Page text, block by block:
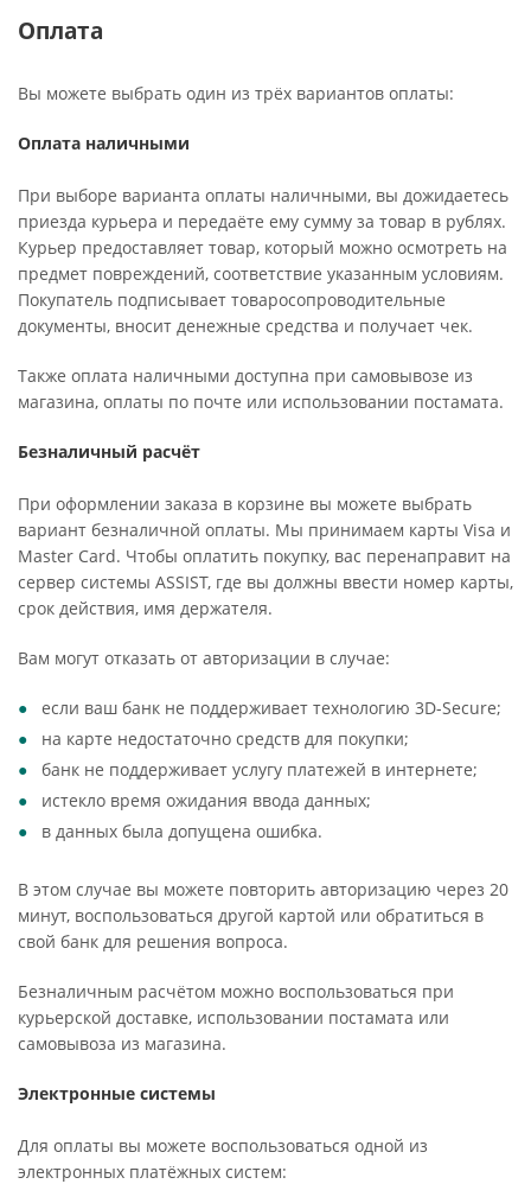
Оплата
Вы можете выбрать один из трёх вариантов оплаты:
Оплата наличными
При выборе варианта оплаты наличными, вы дожидаетесь
приезда курьера и передаёте ему сумму за товар в рублях.
Курьер предоставляет товар, который можно осмотреть на
предмет повреждений, соответствие указанным условиям.
Покупатель подписывает товаросопроводительные
документы, вносит денежные средства и получает чек.
Также оплата наличными доступна при самовывозе из
магазина, оплаты по почте или использовании постамата.
Безналичный расчёт
При оформлении заказа в корзине вы можете выбрать
вариант безналичной оплаты. Мы принимаем карты Visa и
Master Card. Чтобы оплатить покупку, вас перенаправит на
сервер системы ASSIST, где вы должны ввести номер карты,
срок действия, имя держателя.
Вам могут отказать от авторизации в случае:
если ваш банк не поддерживает технологию 3D-Secure;
на карте недостаточно средств для покупки;
банк не поддерживает услугу платежей в интернете;
истекло время ожидания ввода данных;
в данных была допущена ошибка.
В этом случае вы можете повторить авторизацию через 20
минут, воспользоваться другой картой или обратиться в
свой банк для решения вопроса.
Безналичным расчётом можно воспользоваться при
курьерской доставке, использовании постамата или
самовывоза из магазина.
Электронные системы
Для оплаты вы можете воспользоваться одной из
электронных платёжных систем: